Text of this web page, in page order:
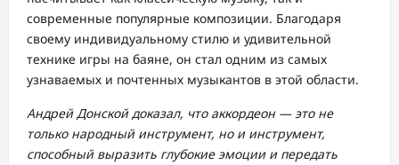
современные популярные композиции. Благодаря
своему индивидуальному стилю и удивительной
технике игры на баяне, он стал одним из самых
узнаваемых и почтенных музыкантов в этой области.
Андрей Донской доказал, что аккордеон — это не
только народный инструмент, но и инструмент,
способный выразить глубокие эмоции и передать